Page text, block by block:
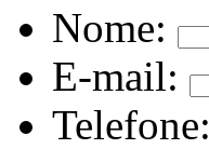
Nome:
E-mail:
Telefone: